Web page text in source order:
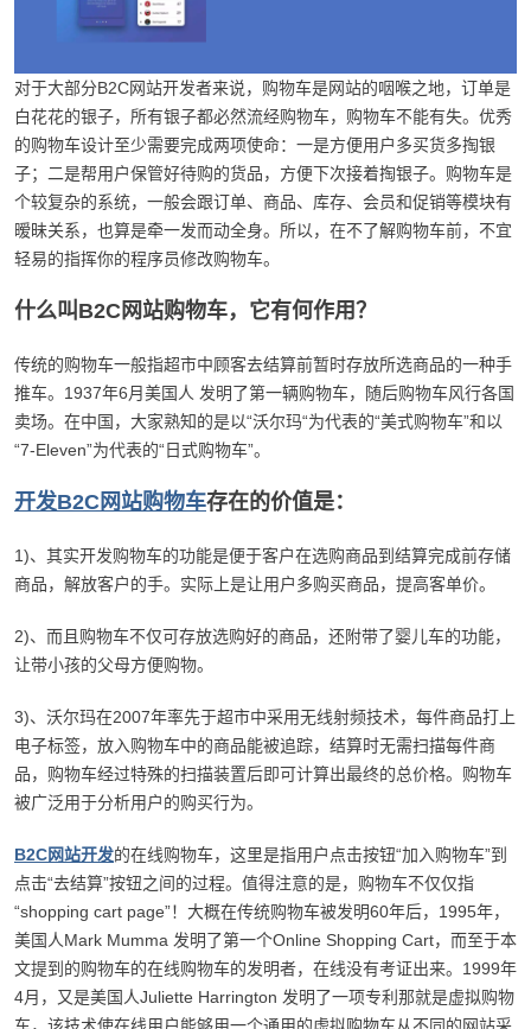
对于大部分B2C网站开发者来说，购物车是网站的咽喉之地，订单是
白花花的银子，所有银子都必然流经购物车，购物车不能有失。优秀
的购物车设计至少需要完成两项使命：一是方便用户多买货多掏银
子；二是帮用户保管好待购的货品，方便下次接着掏银子。购物车是
个较复杂的系统，一般会跟订单、商品、库存、会员和促销等模块有
暧昧关系，也算是牵一发而动全身。所以，在不了解购物车前，不宜
轻易的指挥你的程序员修改购物车。
什么叫B2C网站购物车，它有何作用？
传统的购物车一般指超市中顾客去结算前暂时存放所选商品的一种手
推车。1937年6月美国人 发明了第一辆购物车，随后购物车风行各国
卖场。在中国，大家熟知的是以“沃尔玛“为代表的“美式购物车”和以
“7-Eleven”为代表的“日式购物车”。
开发B2C网站购物车存在的价值是：
1)、其实开发购物车的功能是便于客户在选购商品到结算完成前存储
商品，解放客户的手。实际上是让用户多购买商品，提高客单价。
2)、而且购物车不仅可存放选购好的商品，还附带了婴儿车的功能，
让带小孩的父母方便购物。
3)、沃尔玛在2007年率先于超市中采用无线射频技术，每件商品打上
电子标签，放入购物车中的商品能被追踪，结算时无需扫描每件商
品，购物车经过特殊的扫描装置后即可计算出最终的总价格。购物车
被广泛用于分析用户的购买行为。
B2C网站开发的在线购物车，这里是指用户点击按钮“加入购物车”到
点击“去结算”按钮之间的过程。值得注意的是，购物车不仅仅指
“shopping cart page”！大概在传统购物车被发明60年后，1995年，
美国人Mark Mumma 发明了第一个Online Shopping Cart，而至于本
文提到的购物车的在线购物车的发明者，在线没有考证出来。 1999年
4月，又是美国人Juliette Harrington 发明了一项专利那就是虚拟购物